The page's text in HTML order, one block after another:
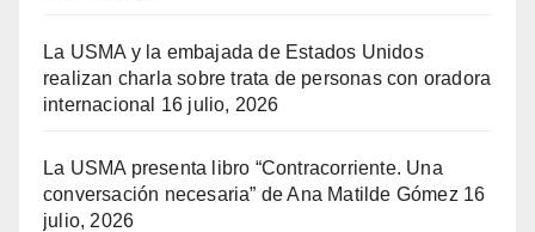
La USMA y la embajada de Estados Unidos
realizan charla sobre trata de personas con oradora
internacional
16 julio, 2026
La USMA presenta libro “Contracorriente. Una
conversación necesaria” de Ana Matilde Gómez 16
julio, 2026